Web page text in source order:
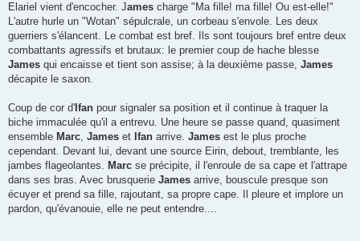
Elariel vient d'encocher. James charge "Ma fille! ma fille! Ou est-elle!"
L'autre hurle un "Wotan" sépulcrale, un corbeau s'envole. Les deux
guerriers s'élancent. Le combat est bref. Ils sont toujours bref entre deux
combattants agressifs et brutaux: le premier coup de hache blesse
James qui encaisse et tient son assise; à la deuxième passe, James
décapite le saxon.
Coup de cor d' Ifan pour signaler sa position et il continue à traquer la
biche immaculée qu'il a entrevu. Une heure se passe quand, quasiment
ensemble Marc, James et Ifan arrive. James est le plus proche
cependant. Devant lui, devant une source Eirin, debout, tremblante, les
jambes flageolantes. Marc se précipite, il l'enroule de sa cape et l'attrape
dans ses bras. Avec brusquerie James arrive, bouscule presque son
écuyer et prend sa fille, rajoutant, sa propre cape. Il pleure et implore un
pardon, qu'évanouie, elle ne peut entendre....